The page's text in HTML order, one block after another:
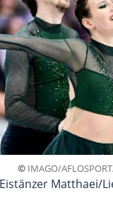
© IMAGO/
Matthaei/